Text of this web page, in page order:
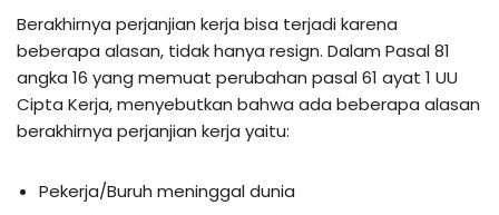
Berakhirnya perjanjian kerja bisa terjadi karena
beberapa alasan, tidak hanya resign. Dalam Pasal 81
angka 16 yang memuat perubahan pasal 61 ayat 1 UU
Cipta Kerja, menyebutkan bahwa ada beberapa alasan
berakhirnya perjanjian kerja yaitu:
Pekerja/Buruh meninggal dunia